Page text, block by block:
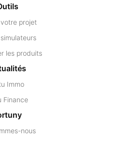
projet
les produits
Immo
Finance
nous